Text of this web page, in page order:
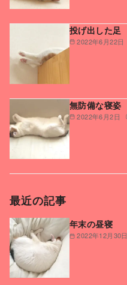
2022年6月22日
投げ出した足
2022年6月2日
無防備な寝姿
最近の記事
2022年12月30日
年末の昼寝